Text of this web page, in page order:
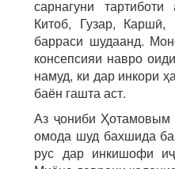
сарнагуни
Китоб, Гузар,
барраси шудаанд.
консепсияи навро
намуд, ки дар инкори
баён гашта аст.
Аз ҷониби Ҳотамовым
омода шуд бахшида
рус дар инкишофи